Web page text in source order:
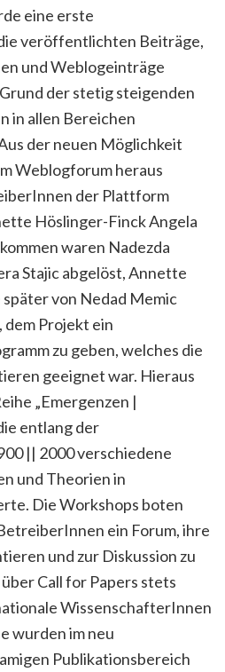
eine erste
veröffentlichten Beiträge,
und Weblogeinträge
der stetig steigenden
in allen Bereichen
der neuen Möglichkeit
Weblogforum heraus
der Plattform
Höslinger-Finck Angela
waren Nadezda
Stajic abgelöst, Annette
von Nedad Memic
Projekt ein
zu geben, welches die
geeignet war. Hieraus
„Emergenzen |
entlang der
|| 2000 verschiedene
und Theorien in
Die Workshops boten
ein Forum, ihre
und zur Diskussion zu
Call for Papers stets
WissenschafterInnen
wurden im neu
Publikationsbereich